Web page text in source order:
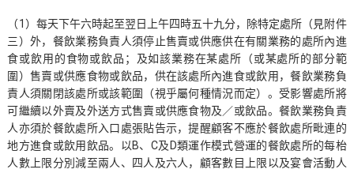
（1）每天下午六時起至翌日上午四時五十九分，除特定處所（見附件
三）外，餐飲業務負責人須停止售賣或供應供在有關業務的處所內進
食或飲用的食物或飲品；及如該業務在某處所（或某處所的部分範
圍）售賣或供應食物或飲品，供在該處所內進食或飲用，餐飲業務負
責人須關閉該處所或該範圍（視乎屬何種情況而定）。受影響處所將
可繼續以外賣及外送方式售賣或供應食物及／或飲品。餐飲業務負責
人亦須於餐飲處所入口處張貼告示，提醒顧客不應於餐飲處所毗連的
地方進食或飲用飲品。以B、C及D類運作模式營運的餐飲處所的每枱
人數上限分別減至兩人、四人及六人，顧客數目上限以及宴會活動人